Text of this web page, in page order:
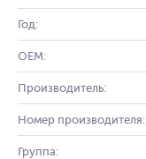
Год:
OEM:
Производитель:
Номер производителя:
Группа: